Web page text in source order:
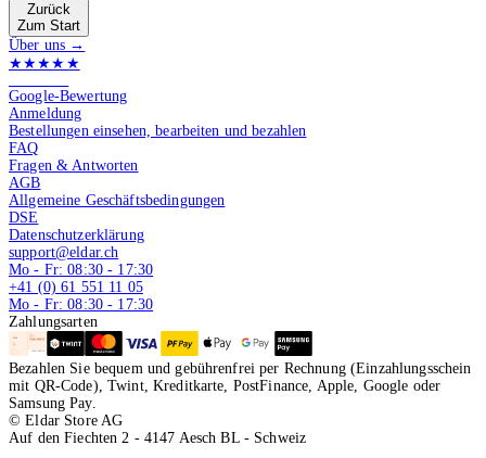
Zurück
Zum Start
Über uns →
★★★★★
Google-Bewertung
Anmeldung
Bestellungen einsehen, bearbeiten und bezahlen
FAQ
Fragen & Antworten
AGB
Allgemeine Geschäftsbedingungen
DSE
Datenschutzerklärung
support@eldar.ch
Mo - Fr: 08:30 - 17:30
+41 (0) 61 551 11 05
Mo - Fr: 08:30 - 17:30
Zahlungsarten
Bezahlen Sie bequem und gebührenfrei per Rechnung (Einzahlungsschein
mit QR-Code), Twint, Kreditkarte, PostFinance, Apple, Google oder
Samsung Pay.
© Eldar Store AG
Auf den Fiechten 2 - 4147 Aesch BL - Schweiz